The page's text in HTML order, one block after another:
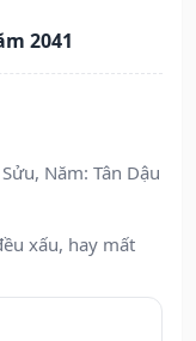
2041
Năm: Tân Dậu
xấu, hay mất